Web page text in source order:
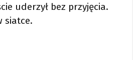
uderzył bez przyjęcia.
siatce.